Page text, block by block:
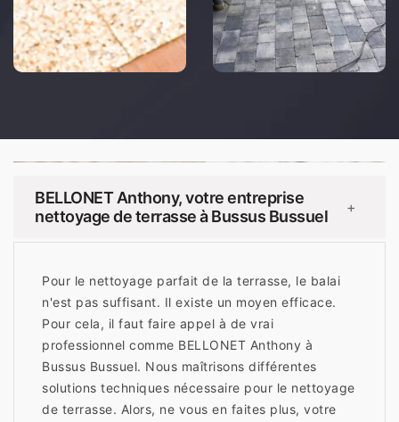
BELLONET Anthony, votre entreprise
nettoyage de terrasse à Bussus Bussuel
+
Pour le nettoyage parfait de la terrasse, le balai
n'est pas suffisant. Il existe un moyen efficace.
Pour cela, il faut faire appel à de vrai
professionnel comme BELLONET Anthony à
Bussus Bussuel. Nous maîtrisons différentes
solutions techniques nécessaire pour le nettoyage
de terrasse. Alors, ne vous en faites plus, votre